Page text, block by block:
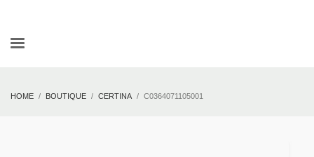
HOME BOUTIQUE CERTINA C0364071105001